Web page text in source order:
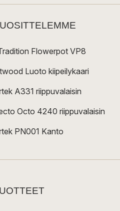
Flowerpot VP8
Luoto kiipeilykaari
A331 riippuvalaisin
Octo 4240 riippuvalaisin
PN001 Kanto